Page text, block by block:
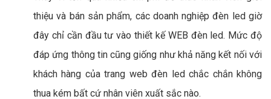
thiệu và bán sản phẩm, các doanh nghiệp đèn led giờ
đây chỉ cần đầu tư vào thiết kế WEB đèn led. Mức độ
đáp ứng thông tin cũng giống như khả năng kết nối với
khách hàng của trang web đèn led chắc chắn không
thua kém bất cứ nhân viên xuất sắc nào.